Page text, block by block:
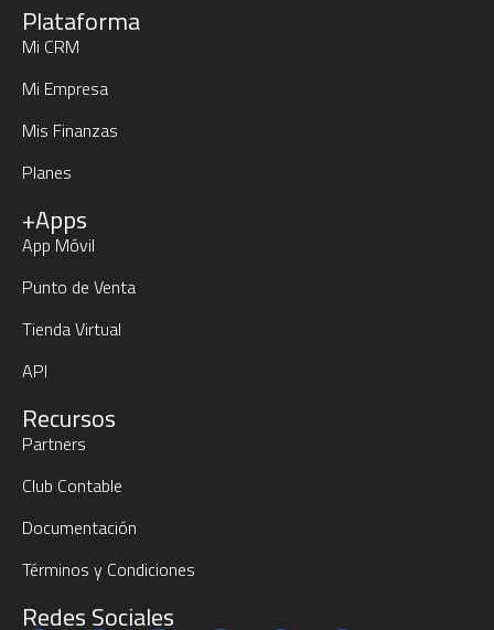
Plataforma
Mi CRM
Mi Empresa
Mis Finanzas
Planes
+Apps
App Móvil
Punto de Venta
Tienda Virtual
API
Recursos
Partners
Club Contable
Documentación
Términos y Condiciones
Redes Sociales